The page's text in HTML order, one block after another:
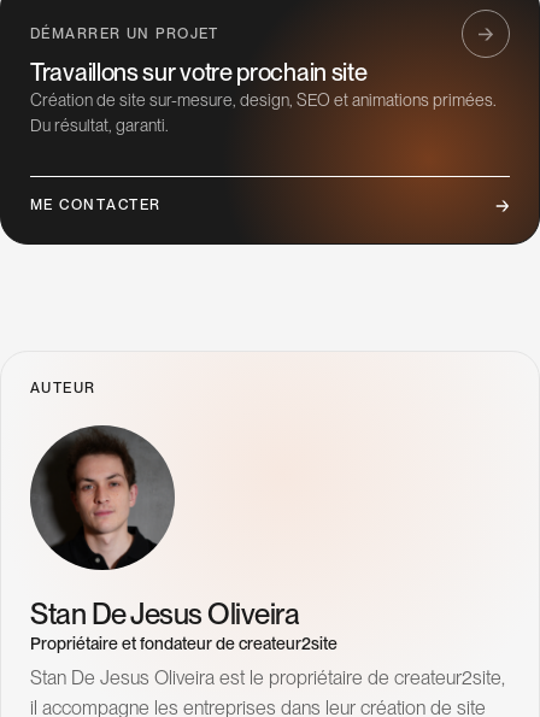
DÉMARRER UN PROJET
Travaillons sur votre prochain site
Création de site sur-mesure, design, SEO et animations primées.
Du résultat, garanti.
M E CO N TACT E R
AUTEUR
Stan De Jesus Oliveira
Propriétaire et fondateur de createur2site
Stan De Jesus Oliveira est le propriétaire de createur2site,
il accompagne les entreprises dans leur création de site